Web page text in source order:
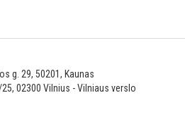
g. 29, 50201, Kaunas
02300 Vilnius - Vilniaus verslo